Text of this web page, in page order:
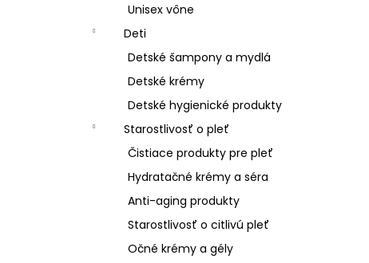
Unisex vône
Deti
Detské šampony a mydlá
Detské krémy
Detské hygienické produkty
Starostlivosť o pleť
Čistiace produkty pre pleť
Hydratačné krémy a séra
Anti-aging produkty
Starostlivosť o citlivú pleť
Očné krémy a gély